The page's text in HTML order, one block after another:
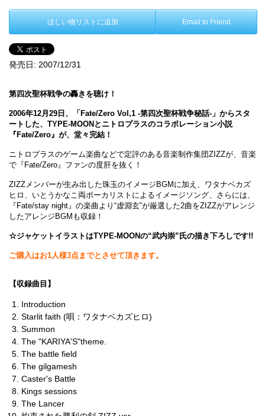
ほしい物リストに追加 Email to Friend
発売日: 2007/12/31
第四次聖杯戦争の轟きを聴け！
2006年12月29日、「Fate/Zero Vol,1 -第四次聖杯戦争秘話-」からスタ
ートした、TYPE-MOONとニトロプラスのコラボレーション小説
『Fate/Zero』が、堂々完結！
ニトロプラスのゲーム楽曲などで定評のある音楽制作集団ZIZZが、音楽
で『Fate/Zero』ファンの度肝を抜く！
ZIZZメンバーが生み出した珠玉のイメージBGMに加え、ワタナベカズ
ヒロ、いとうかなこ両ボーカリストによるイメージソング、さらには、
『Fate/stay night』の楽曲より“虚淵玄”が厳選した2曲をZIZZがアレンジ
したアレンジBGMも収録！
☆ジャケットイラストはTYPE-MOONの“武内崇”氏の描き下ろしです!!
ご購入はお1人様3点までとさせて頂きます。
【収録曲目】
Introduction
Starlit faith (唄：ワタナベカズヒロ)
Summon
The "KARIYA'S"theme.
The battle field
The gilgamesh
Caster's Battle
Kings sessions
The Lancer